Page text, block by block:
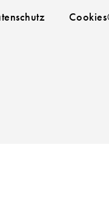
Cookies